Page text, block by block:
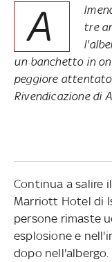
A
tre
un banchetto in
peggiore attentato
Rivendicazione di
Continua a salire
Marriott Hotel di
persone rimaste
esplosione e
dopo